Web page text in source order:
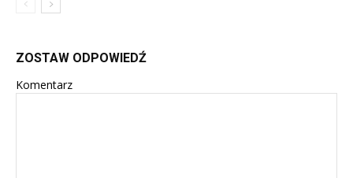
ZOSTAW ODPOWIEDŹ
Komentarz